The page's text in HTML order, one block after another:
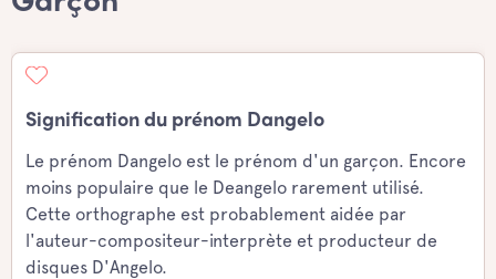
Signification du prénom Dangelo
Le prénom Dangelo est le prénom d'un garçon. Encore
moins populaire que le Deangelo rarement utilisé.
Cette orthographe est probablement aidée par
l'auteur-compositeur-interprète et producteur de
disques D'Angelo.